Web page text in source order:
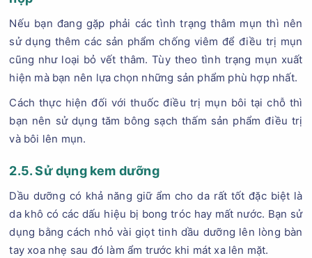
Nếu bạn đang gặp phải các tình trạng thâm mụn thì nên
sử dụng thêm các sản phẩm chống viêm để điều trị mụn
cũng như loại bỏ vết thâm. Tùy theo tình trạng mụn xuất
hiện mà bạn nên lựa chọn những sản phẩm phù hợp nhất.
Cách thực hiện đối với thuốc điều trị mụn bôi tại chỗ thì
bạn nên sử dụng tăm bông sạch thấm sản phẩm điều trị
và bôi lên mụn.
2.5. Sử dụng kem dưỡng
Dầu dưỡng có khả năng giữ ẩm cho da rất tốt đặc biệt là
da khô có các dấu hiệu bị bong tróc hay mất nước. Bạn sử
dụng bằng cách nhỏ vài giọt tinh dầu dưỡng lên lòng bàn
tay xoa nhẹ sau đó làm ẩm trước khi mát xa lên mặt.